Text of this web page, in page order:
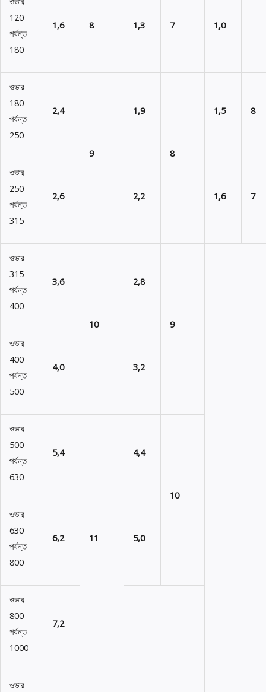
120
পর্যন্ত
180
1,6 8 1,3 7 1,0
ওভার
180
পর্যন্ত
250
2,4
9
1,9
8
1,5 8
ওভার
250
পর্যন্ত
315
2,6 2,2 1,6 7
ওভার
315
পর্যন্ত
400
3,6
10
2,8
9
ওভার
400
পর্যন্ত
500
4,0 3,2
ওভার
500
পর্যন্ত
630
5,4
11
4,4
10
ওভার
630
পর্যন্ত
800
6,2 5,0
ওভার
800
পর্যন্ত
1000
7,2
ওভার